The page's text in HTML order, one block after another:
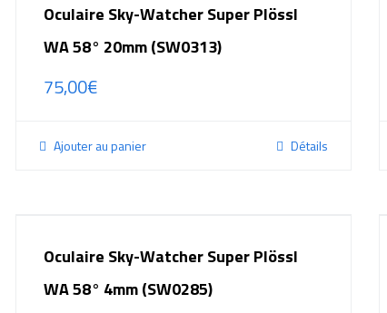
Oculaire Sky-Watcher Super Plössl
WA 58° 20mm (SW0313)
75,00€
Ajouter au panier Détails
Oculaire Sky-Watcher Super Plössl
WA 58° 4mm (SW0285)